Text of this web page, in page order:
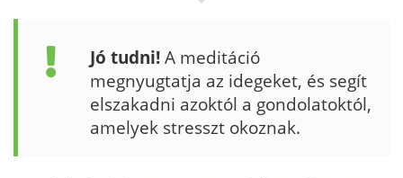
Jó tudni!A meditáció
megnyugtatja az idege­ket, és segít
elszakadni azoktól a gon­dolatoktól,
amelyek stresszt okoznak.